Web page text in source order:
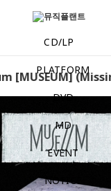
CD/LP
PLATFORM
DVD
MD
EVENT
NOTICE
[MUSEUM]